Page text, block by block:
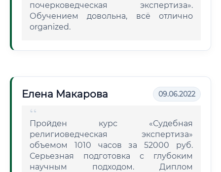
почерковедческая экспертиза».
Обучением довольна, всё отлично
organized.
Елена Макарова 09.06.2022
Пройден курс «Судебная
религиоведческая экспертиза»
объемом 1010 часов за 52000 руб.
Серьезная подготовка с глубоким
научным подходом. Диплом